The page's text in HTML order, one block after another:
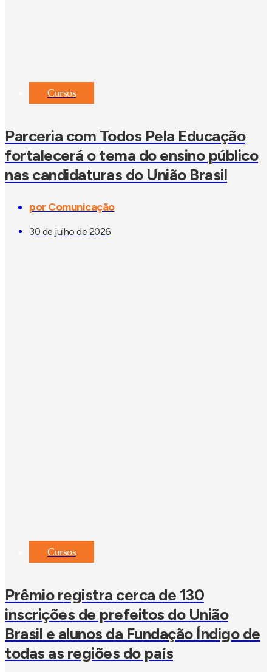
Cursos
Parceria com Todos Pela Educação
fortalecerá o tema do ensino público
nas candidaturas do União Brasil
porComunicação
30 de julho de 2026
Cursos
Prêmio registra cerca de 130
inscrições de prefeitos do União
Brasil e alunos da Fundação Índigo de
todas as regiões do país